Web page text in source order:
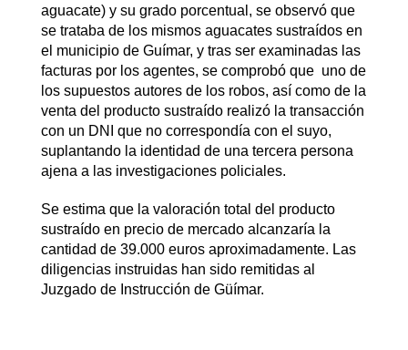
aguacate) y su grado porcentual, se observó que
se trataba de los mismos aguacates sustraídos en
el municipio de Guímar, y tras ser examinadas las
facturas por los agentes, se comprobó que uno de
los supuestos autores de los robos, así como de la
venta del producto sustraído realizó la transacción
con un DNI que no correspondía con el suyo,
suplantando la identidad de una tercera persona
ajena a las investigaciones policiales.
Se estima que la valoración total del producto
sustraído en precio de mercado alcanzaría la
cantidad de 39.000 euros aproximadamente. Las
diligencias instruidas han sido remitidas al
Juzgado de Instrucción de Güímar.